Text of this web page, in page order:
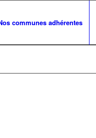
communes adhérentes